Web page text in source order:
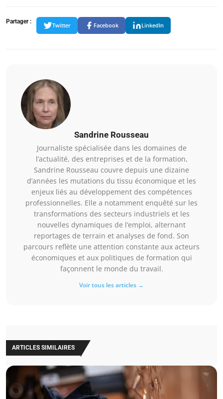
Partager :
Twitter Facebook LinkedIn
Sandrine Rousseau
Journaliste spécialisée dans les domaines de
l’actualité, des entreprises et de la formation,
Sandrine Rousseau couvre depuis une dizaine
d’années les mutations du tissu économique et les
enjeux liés au développement des compétences
professionnelles. Elle a notamment enquêté sur les
transformations des secteurs industriels et les
nouvelles dynamiques de l’emploi, alternant
reportages de terrain et analyses de fond. Son
parcours reflète une attention constante aux acteurs
économiques et aux politiques de formation qui
façonnent le monde du travail.
Voir tous les articles →
ARTICLES SIMILAIRES